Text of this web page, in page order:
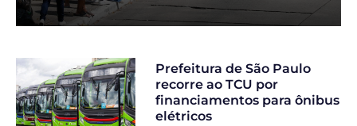
Prefeitura de São Paulo
recorre ao TCU por
financiamentos para ônibus
elétricos